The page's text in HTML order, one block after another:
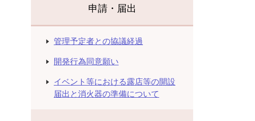
申請・届出
管理予定者との協議経過
開発行為同意願い
イベント等における露店等の開設
届出と消火器の準備について